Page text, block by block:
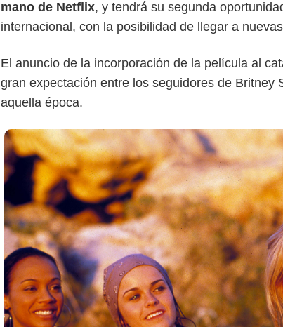
mano de Netflix, y tendrá su segunda
internacional, con la posibilidad de llegar a
El anuncio de la incorporación de la película al
gran expectación entre los seguidores de Britney
aquella época.
Netflix